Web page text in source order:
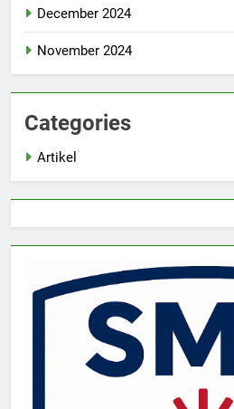
December 2024
November 2024
Categories
Artikel